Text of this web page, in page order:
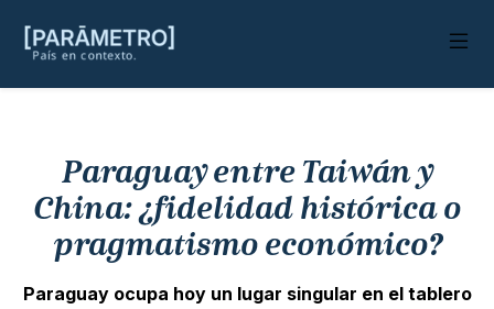
Paraguay entre Taiwán y
China: ¿fidelidad histórica o
pragmatismo económico?
Paraguay ocupa hoy un lugar singular en el tablero